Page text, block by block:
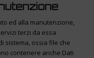
ed alla manutenzione,
terzi da essa
sistema, ossia file che
contenere anche Dati